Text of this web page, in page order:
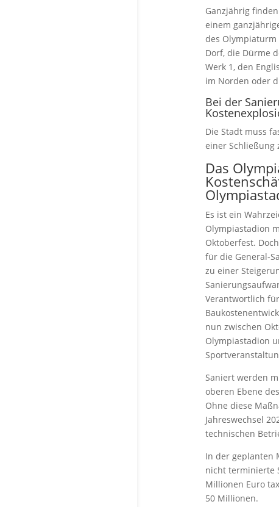
Ganzjährig
einem
des Olympiaturm
Dorf, die Dürme
Werk 1, den
im Norden oder
Bei der
Die Stadt muss
einer Schließung
Das
Es ist ein
Olympiastadion
Oktoberfest.
für die General-
zu einer
Verantwortlich
nun zwischen
Olympiastadion
Saniert werden
oberen Ebene
Ohne diese
Jahreswechsel
technischen
In der geplanten
nicht terminierte
Millionen Euro
50 Millionen.